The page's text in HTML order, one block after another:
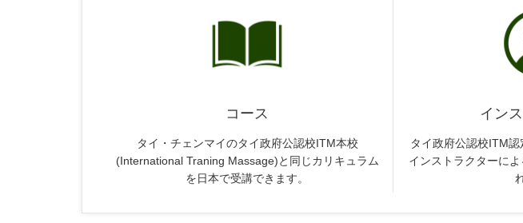
コース
タイ・チェンマイのタイ政府公認校ITM本校
(International Traning Massage)と同じカリキュラム
を日本で受講できます。
イン
タイ政府公認校ITM
インストラクターに